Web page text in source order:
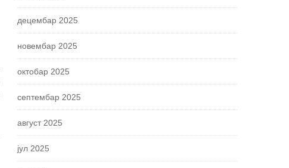
децембар 2025
новембар 2025
октобар 2025
септембар 2025
август 2025
јул 2025